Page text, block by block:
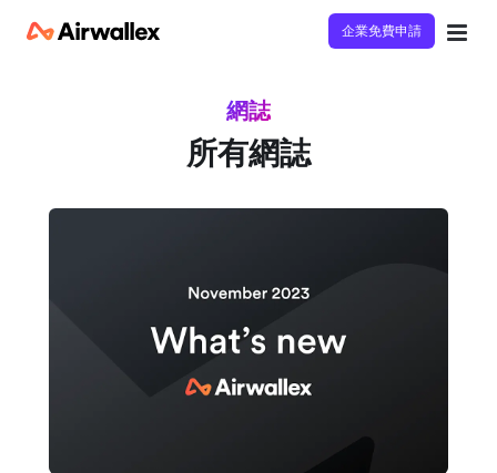
企業免費申請
網誌
所有網誌